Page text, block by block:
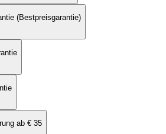
(Bestpreisgarantie)
ab € 35